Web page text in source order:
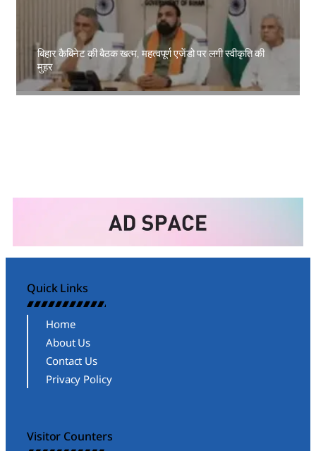
बिहार कैबिनेट की बैठक खत्म, महत्वपूर्ण एजेंडो पर लगी स्वीकृति की
मुहर
Amit Lekh
Quick Links
Home
About Us
Contact Us
Privacy Policy
Visitor Counters